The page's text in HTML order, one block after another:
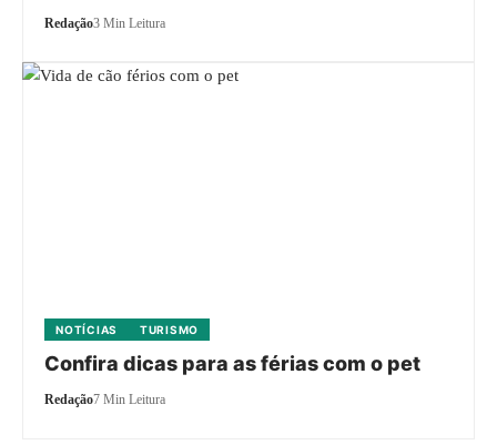
Redação3 Min Leitura
NOTÍCIAS TURISMO
Confira dicas para as férias com o pet
Redação7 Min Leitura